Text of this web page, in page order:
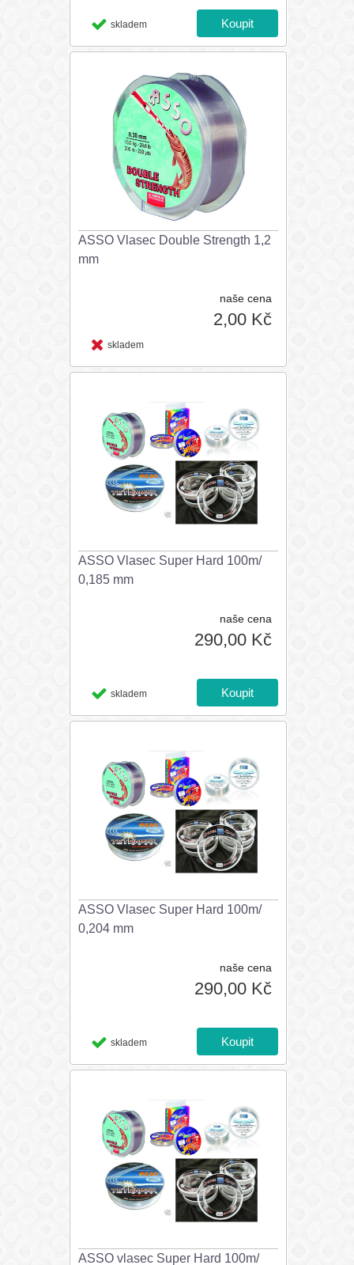
skladem
ASSO Vlasec Double Strength 1,2
mm
naše cena
2,00 Kč
skladem
ASSO Vlasec Super Hard 100m/
0,185 mm
naše cena
290,00 Kč
skladem
ASSO Vlasec Super Hard 100m/
0,204 mm
naše cena
290,00 Kč
skladem
ASSO vlasec Super Hard 100m/